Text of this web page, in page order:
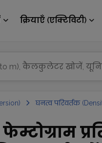
क्रियाएँ (एक्टिविटी)
घनत्व परिवर्तक